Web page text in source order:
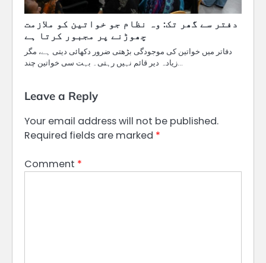
دفتر سے گھر تک: وہ نظام جو خواتین کو ملازمت
چھوڑنے پر مجبور کرتا ہے
دفاتر میں خواتین کی موجودگی بڑھتی ضرور دکھائی دیتی ہے، مگر
زیادہ دیر قائم نہیں رہتی۔ بہت سی خواتین چند…
Leave a Reply
Your email address will not be published.
Required fields are marked *
Comment *